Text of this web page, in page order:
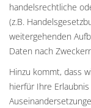
handelsrechtliche
(z.B.
weitergehenden
Daten nach
Hinzu kommt, dass
hierfür Ihre